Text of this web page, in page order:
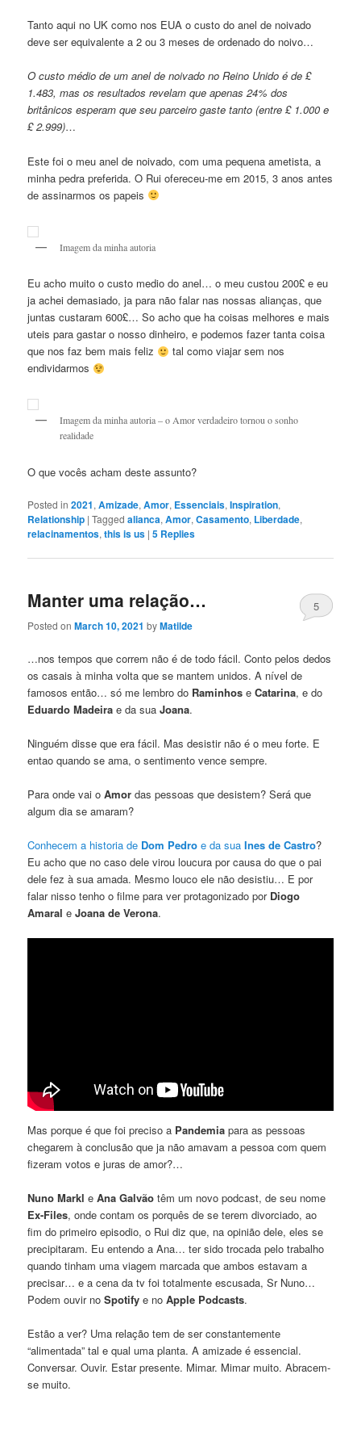
Tanto aqui no UK como nos EUA o custo do anel de noivado
deve ser equivalente a 2 ou 3 meses de ordenado do noivo…
O custo médio de um anel de noivado no Reino Unido é de £
1.483, mas os resultados revelam que apenas 24% dos
britânicos esperam que seu parceiro gaste tanto (entre £ 1.000 e
£ 2.999)…
Este foi o meu anel de noivado, com uma pequena ametista, a
minha pedra preferida. O Rui ofereceu-me em 2015, 3 anos antes
de assinarmos os papeis
Imagem da minha autoria
Eu acho muito o custo medio do anel… o meu custou 200£ e eu
ja achei demasiado, ja para não falar nas nossas alianças, que
juntas custaram 600£… So acho que ha coisas melhores e mais
uteis para gastar o nosso dinheiro, e podemos fazer tanta coisa
que nos faz bem mais feliz
tal como viajar sem nos
endividarmos
Imagem da minha autoria – o Amor verdadeiro tornou o sonho
realidade
O que vocês acham deste assunto?
Posted in 2021,Amizade,Amor, Essenciais,Inspiration,
Relationship |Tagged alianca,Amor,Casamento, Liberdade,
relacinamentos,this is us |5 Replies
Manter uma relação…
Posted onMarch 10, 2021 byMatilde
5
…nos tempos que correm não é de todo fácil. Conto pelos dedos
os casais à minha volta que se mantem unidos. A nível de
famosos então… só me lembro do Raminhos eCatarina, e do
Eduardo Madeira e da suaJoana.
Ninguém disse que era fácil. Mas desistir não é o meu forte. E
entao quando se ama, o sentimento vence sempre.
Para onde vai oAmor das pessoas que desistem? Será que
algum dia se amaram?
Conhecem a historia de Dom Pedro e da suaInes de Castro?
Eu acho que no caso dele virou loucura por causa do que o pai
dele fez à sua amada. Mesmo louco ele não desistiu… E por
falar nisso tenho o filme para ver protagonizado por Diogo
Amaral eJoana de Verona.
Mas porque é que foi preciso a Pandemia para as pessoas
chegarem à conclusão que ja não amavam a pessoa com quem
fizeram votos e juras de amor?…
Nuno MarkleAna Galvão têm um novo podcast, de seu nome
Ex-Files, onde contam os porquês de se terem divorciado, ao
fim do primeiro episodio, o Rui diz que, na opinião dele, eles se
precipitaram. Eu entendo a Ana… ter sido trocada pelo trabalho
quando tinham uma viagem marcada que ambos estavam a
precisar… e a cena da tv foi totalmente escusada, Sr Nuno…
Podem ouvir noSpotify e noApple Podcasts.
Estão a ver? Uma relação tem de ser constantemente
“alimentada” tal e qual uma planta. A amizade é essencial.
Conversar. Ouvir. Estar presente. Mimar. Mimar muito. Abracem-
se muito.